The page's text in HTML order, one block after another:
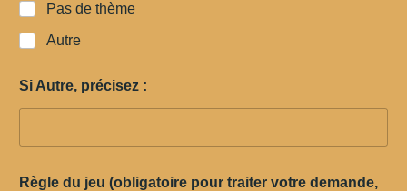
Pas de thème
Autre
Si Autre, précisez :
Règle du jeu (obligatoire pour traiter votre demande,